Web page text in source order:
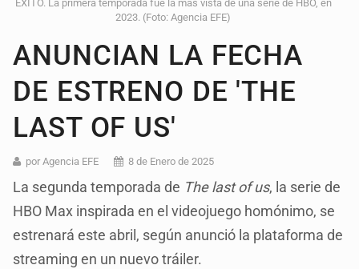
ÉXITO. La primera temporada fue la más vista de una serie de HBO, en
2023. (Foto: Agencia EFE)
ANUNCIAN LA FECHA
DE ESTRENO DE 'THE
LAST OF US'
por Agencia EFE 8 de Enero de 2025
La segunda temporada de The last of us, la serie de
HBO Max inspirada en el videojuego homónimo, se
estrenará este abril, según anunció la plataforma de
streaming en un nuevo tráiler.